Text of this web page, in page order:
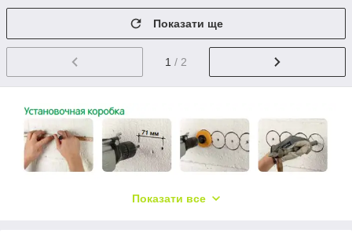
Показати ще
1 / 2
Показати все